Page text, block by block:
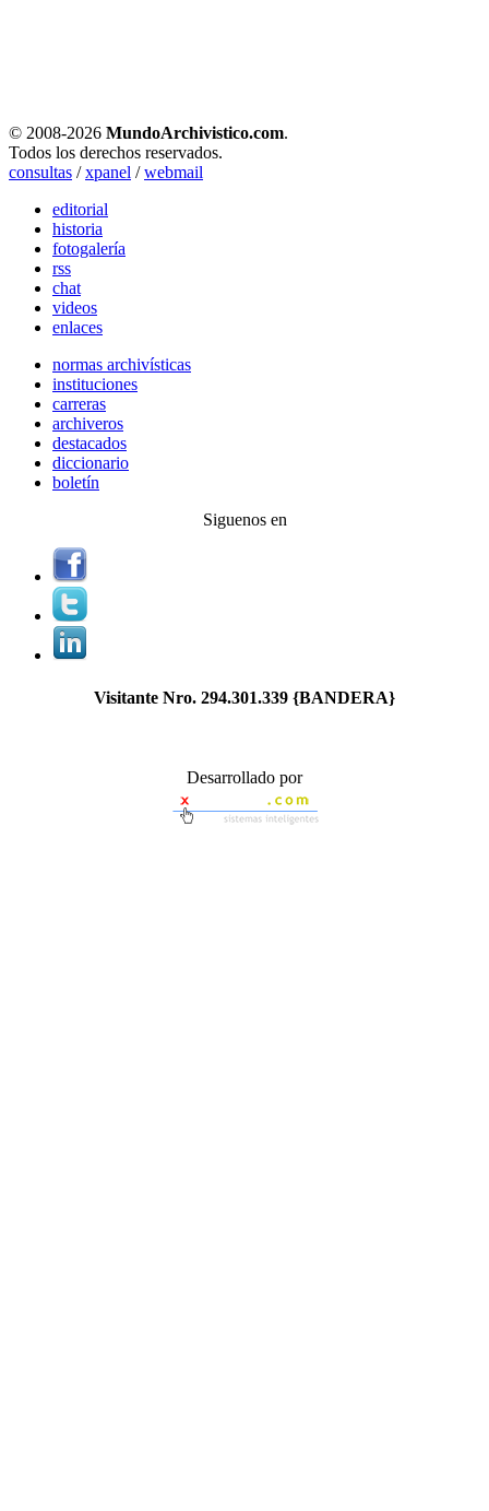
© 2008-2026 MundoArchivistico.com.
Todos los derechos reservados.
consultas /xpanel /webmail
editorial
historia
fotogalería
rss
chat
videos
enlaces
normas archivísticas
instituciones
carreras
archiveros
destacados
diccionario
boletín
Siguenos en
Visitante Nro. 294.301.339 {BANDERA}
Desarrollado por